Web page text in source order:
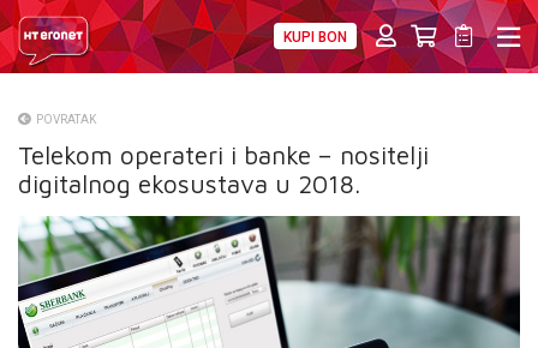
KUPI BON
O NAMA
NATJEČAJI
VELEPRODAJA
POVRATAK
Telekom operateri i banke – nositelji
digitalnog ekosustava u 2018.